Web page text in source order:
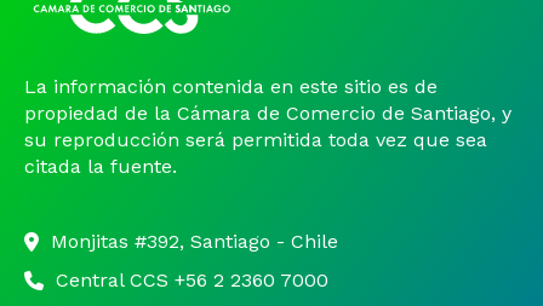
La información contenida en este sitio es de
propiedad de la Cámara de Comercio de Santiago, y
su reproducción será permitida toda vez que sea
citada la fuente.
Monjitas #392, Santiago - Chile
Central CCS +56 2 2360 7000